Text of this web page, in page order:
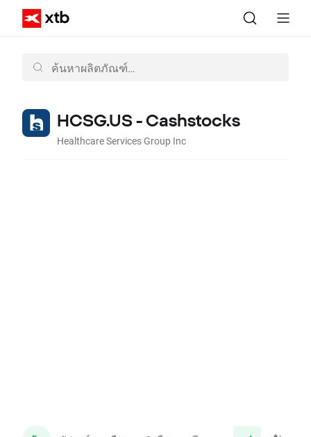
HCSG.US - Cashstocks
Healthcare Services Group Inc